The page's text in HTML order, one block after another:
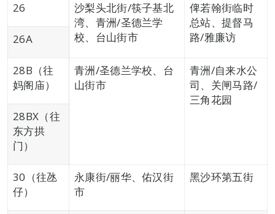
26
沙梨头北街/筷子基北
湾、青洲/圣德兰学
校、台山街市
俾若翰街临时
总站、提督马
路/雅廉访
26A
28B（往
妈阁庙）
青洲/圣德兰学校、台
山街市
青洲/自来水公
司、关闸马路/
三角花园
28BX（往
东方拱
门）
30（往氹
仔）
永康街/丽华、佑汉街
市
黑沙环第五街